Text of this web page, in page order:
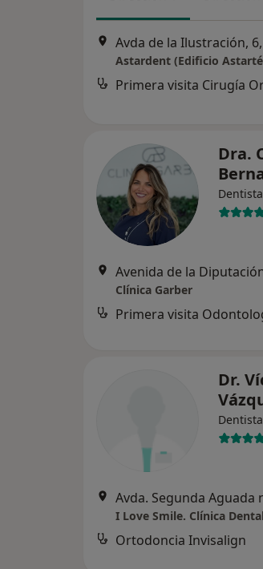
Avda de la Ilustración,
Astardent (Edificio
Dra.
Dentista
Clínica Garber
Primera visita
Dr.
Dentista
Avda. Segunda Aguada
I Love Smile. Clínica Dental
Ortodoncia Invisalign